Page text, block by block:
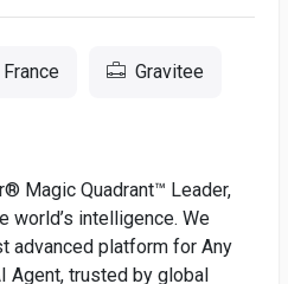
Gravitee
Magic Quadrant™ Leader,
world’s intelligence. We
advanced platform for Any
Agent, trusted by global